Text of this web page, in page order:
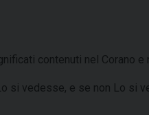
contenuti nel Corano
si vedesse, e se non Lo si